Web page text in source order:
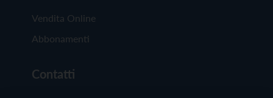
Vendita Online
Abbonamenti
Contatti